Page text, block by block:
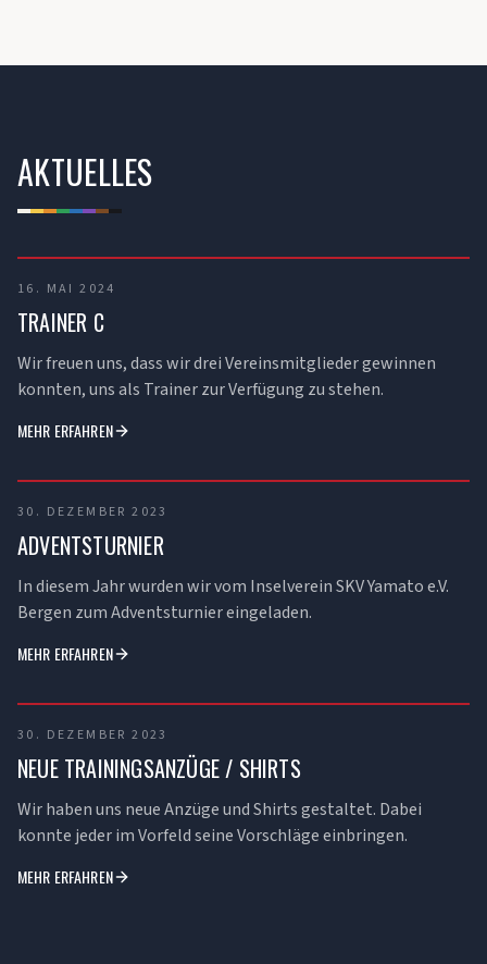
AKTUELLES
16. MAI 2024
TRAINER C
Wir freuen uns, dass wir drei Vereinsmitglieder gewinnen
konnten, uns als Trainer zur Verfügung zu stehen.
MEHR ERFAHREN
30. DEZEMBER 2023
ADVENTSTURNIER
In diesem Jahr wurden wir vom Inselverein SKV Yamato e.V.
Bergen zum Adventsturnier eingeladen.
MEHR ERFAHREN
30. DEZEMBER 2023
NEUE TRAININGSANZÜGE / SHIRTS
Wir haben uns neue Anzüge und Shirts gestaltet. Dabei
konnte jeder im Vorfeld seine Vorschläge einbringen.
MEHR ERFAHREN